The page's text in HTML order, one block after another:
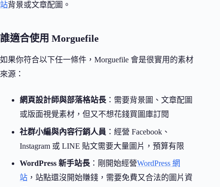
站背景或文章配圖。
誰適合使用 Morguefile
如果你符合以下任一條件，Morguefile 會是很實用的素材
來源：
網頁設計師與部落格站長 ：需要背景圖、文章配圖
或版面視覺素材，但又不想花錢買圖庫訂閱
社群小編與內容行銷人員 ：經營 Facebook、
Instagram 或 LINE 貼文需要大量圖片，預算有限
WordPress 新手站長 ：剛開始經營WordPress 網
站 ，站點還沒開始賺錢，需要免費又合法的圖片資